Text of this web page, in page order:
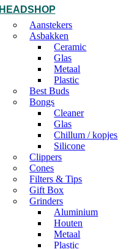
HEADSHOP
Aanstekers
Asbakken
Ceramic
Glas
Metaal
Plastic
Best Buds
Bongs
Cleaner
Glas
Chillum / kopjes
Silicone
Clippers
Cones
Filters & Tips
Gift Box
Grinders
Aluminium
Houten
Metaal
Plastic